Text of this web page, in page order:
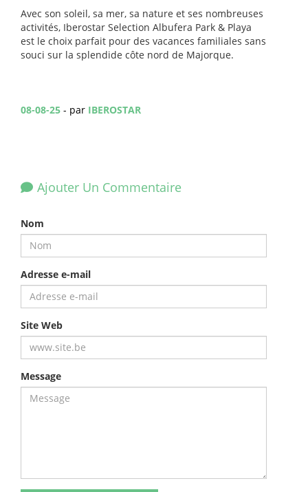
Avec son soleil, sa mer, sa nature et ses nombreuses
activités, Iberostar Selection Albufera Park & Playa
est le choix parfait pour des vacances familiales sans
souci sur la splendide côte nord de Majorque.
08-08-25 - par IBEROSTAR
Ajouter Un Commentaire
Nom
Adresse e-mail
Site Web
Message